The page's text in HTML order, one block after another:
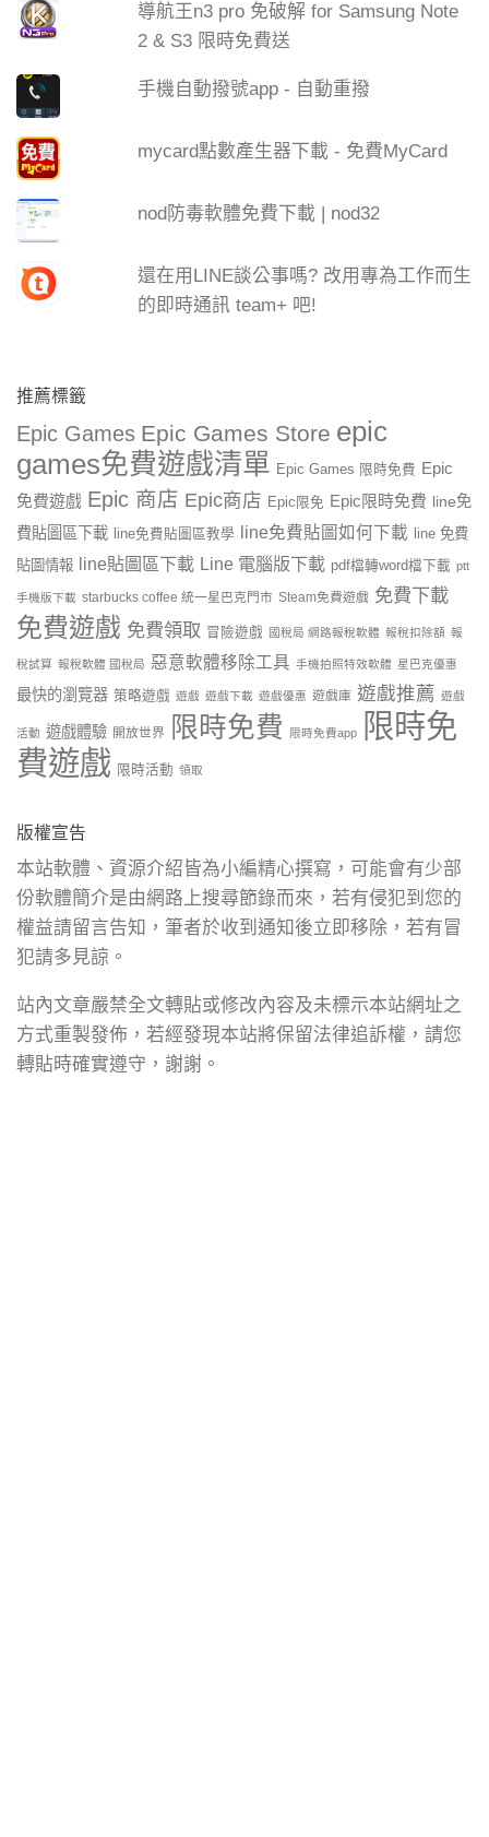
導航王n3 pro 免破解 for Samsung Note
2 & S3 限時免費送
手機自動撥號app - 自動重撥
mycard點數產生器下載 - 免費MyCard
nod防毒軟體免費下載 | nod32
還在用LINE談公事嗎? 改用專為工作而生
的即時通訊 team+ 吧!
推薦標籤
Epic Games Epic Games Store epic
games免費遊戲清單 Epic Games 限時免費 Epic
免費遊戲 Epic 商店 Epic商店 Epic限免 Epic限時免費 line免
費貼圖區下載
line免費貼圖區教學 line免費貼圖如何下載
line 免費
貼圖情報
line貼圖區下載 Line 電腦版下載 pdf檔轉word檔下載 ptt
手機版下載 starbucks coffee 統一星巴克門市 Steam免費遊戲 免費下載
免費遊戲 免費領取 冒險遊戲 國稅局 網路報稅軟體 報稅扣除額 報
稅試算 報稅軟體 國稅局 惡意軟體移除工具 手機拍照特效軟體 星巴克優惠
最快的瀏覽器 策略遊戲 遊戲 遊戲下載 遊戲優惠 遊戲庫 遊戲推薦 遊戲
活動 遊戲體驗 開放世界 限時免費 限時免費app
限時免
費遊戲 限時活動 領取
版權宣告
本站軟體、資源介紹皆為小編精心撰寫，可能會有少部
份軟體簡介是由網路上搜尋節錄而來，若有侵犯到您的
權益請留言告知，筆者於收到通知後立即移除，若有冒
犯請多見諒。
站內文章嚴禁全文轉貼或修改內容及未標示本站網址之
方式重製發佈，若經發現本站將保留法律追訴權，請您
轉貼時確實遵守，謝謝。